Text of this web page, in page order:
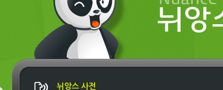
뉘앙스 사전